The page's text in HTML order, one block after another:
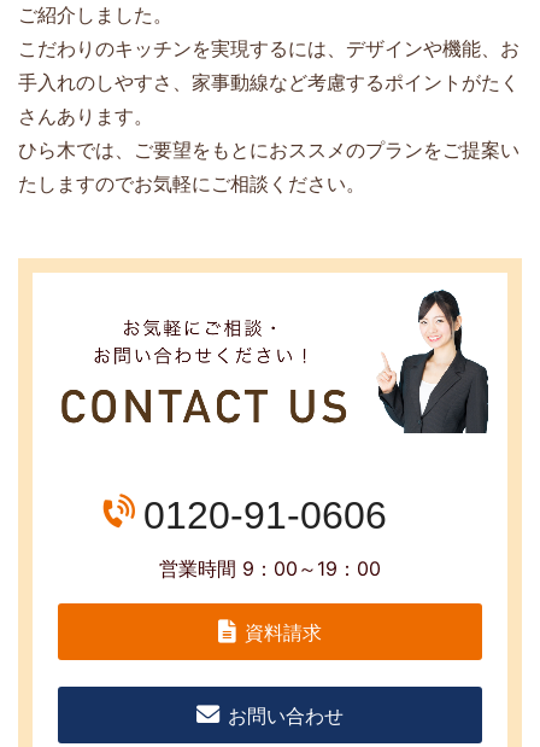
ご紹介しました。
こだわりのキッチンを実現するには、デザインや機能、お
手入れのしやすさ、家事動線など考慮するポイントがたく
さんあります。
ひら木では、ご要望をもとにおススメのプランをご提案い
たしますのでお気軽にご相談ください。
0120-91-0606
営業時間 9：00～19：00
資料請求
お問い合わせ